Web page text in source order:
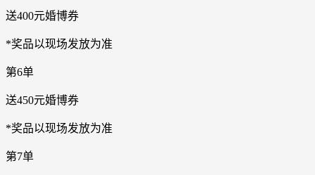
送400元婚博券
*奖品以现场发放为准
第6单
送450元婚博券
*奖品以现场发放为准
第7单